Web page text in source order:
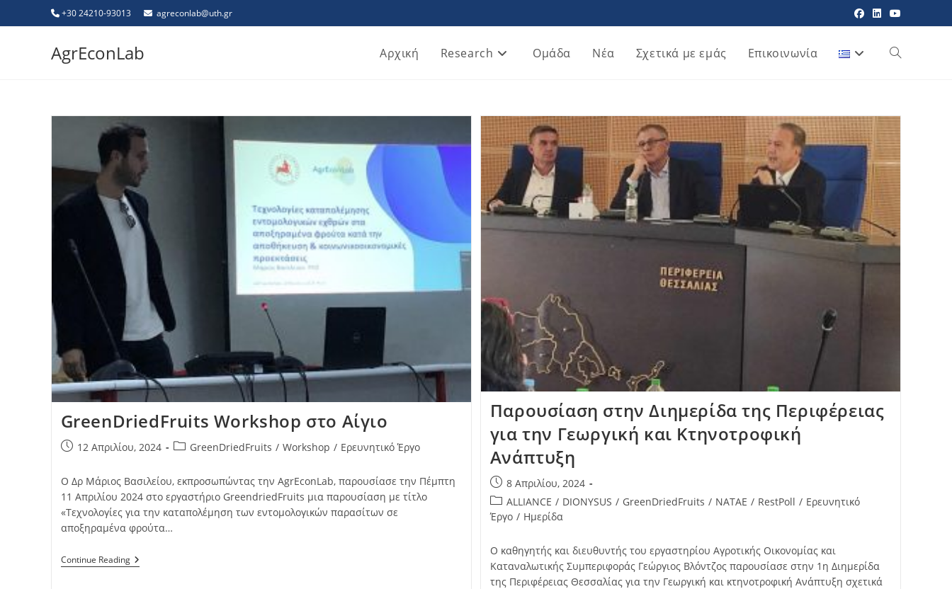
+30 24210-93013 agreconlab@uth.gr
AgrEconLab Αρχική Research Ομάδα Νέα Σχετικά με εμάς Επικοινωνία
GreenDriedFruits Workshop στο Αίγιο
12 Απριλίου, 2024 GreenDriedFruits / Workshop / Ερευνητικό Έργο
Ο Δρ Μάριος Βασιλείου, εκπροσωπώντας την AgrEconLab, παρουσίασε την Πέμπτη
11 Απριλίου 2024 στο εργαστήριο GreendriedFruits μια παρουσίαση με τίτλο
«Τεχνολογίες για την καταπολέμηση των εντομολογικών παρασίτων σε
αποξηραμένα φρούτα…
Continue Reading
Παρουσίαση στην Διημερίδα της Περιφέρειας
για την Γεωργική και Κτηνοτροφική
Ανάπτυξη
8 Απριλίου, 2024
ALLIANCE / DIONYSUS / GreenDriedFruits / NATAE / RestPoll / Ερευνητικό
Έργο / Ημερίδα
Ο καθηγητής και διευθυντής του εργαστηρίου Αγροτικής Οικονομίας και
Καταναλωτικής Συμπεριφοράς Γεώργιος Βλόντζος παρουσίασε στην 1η Διημερίδα
της Περιφέρειας Θεσσαλίας για την Γεωργική και κτηνοτροφική Ανάπτυξη σχετικά